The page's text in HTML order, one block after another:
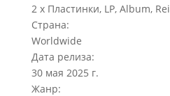
2 x Пластинки, LP, Album,
Страна:
Worldwide
Дата релиза:
30 мая 2025 г.
Жанр: